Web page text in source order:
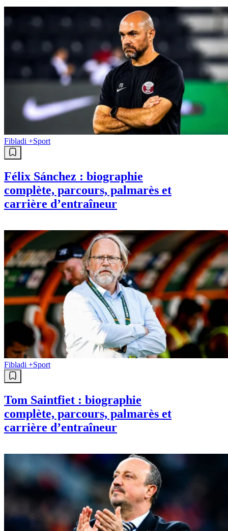
Fibladi +Sport
Félix Sánchez : biographie
complète, parcours, palmarès et
carrière d’entraîneur
Fibladi +Sport
Tom Saintfiet : biographie
complète, parcours, palmarès et
carrière d’entraîneur